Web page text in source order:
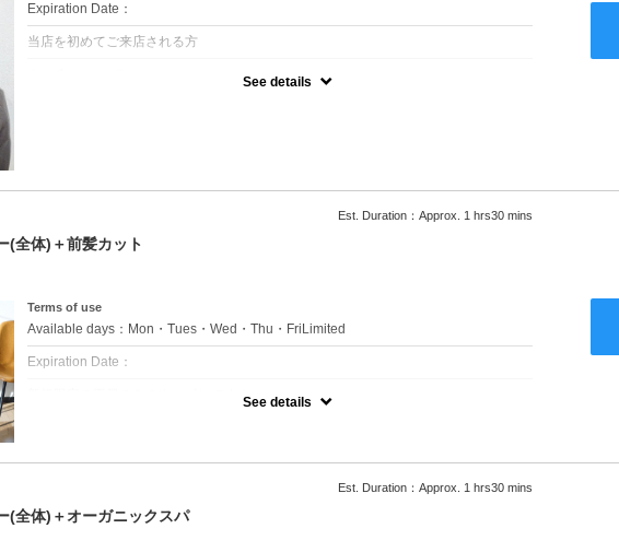
Expiration Date：
当店を初めてご来店される方
See details
Est. Duration：Approx. 1 hrs30 mins
全体)＋前髪カット
Terms of use
Available days：Mon・Tues・Wed・Thu・FriLimited
Expiration Date：
新規限定の平日のみのクーポンです★
をご提案させて頂きます●選べるシャンプー付き●次回以降は早期割引で10～20%off
See details
Est. Duration：Approx. 1 hrs30 mins
全体)＋オーガニックスパ